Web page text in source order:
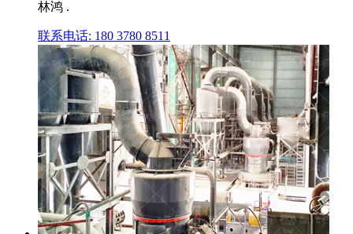
林鸿 .
联系电话: 180 3780 8511